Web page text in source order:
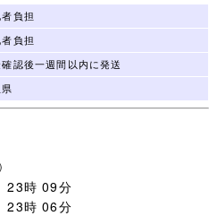
取引する］ことをご入札前
約束のない場合は残念です
あります。)
が評価新規の方で、本当
人様へID報告します。)
の殆どの方は問題なく取引
ざいません。
負担
負担
確認後一週間以内に発送
)
23時 09分
23時 06分